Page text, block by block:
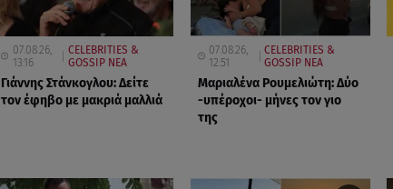
07.08.26,
13:16
CELEBRITIES &
GOSSIP ΝΕΑ
Γιάννης Στάνκογλου: Δείτε
τον έφηβο με μακριά μαλλιά
07.08.26,
12:51
CELEBRITIES &
GOSSIP ΝΕΑ
Μαριαλένα Ρουμελιώτη: Δύο
-υπέροχοι- μήνες τον γιο
της